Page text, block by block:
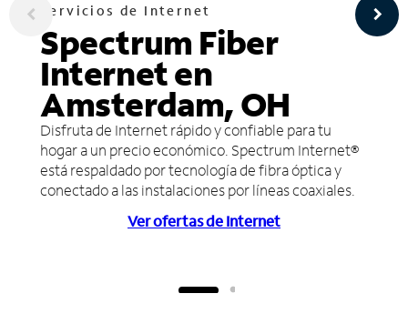
Servicios de Internet
Spectrum Fiber
Internet en
Amsterdam, OH
Disfruta de Internet rápido y confiable para tu
hogar a un precio económico. Spectrum Internet®
está respaldado por tecnología de fibra óptica y
conectado a las instalaciones por líneas coaxiales.
Ver ofertas de Internet